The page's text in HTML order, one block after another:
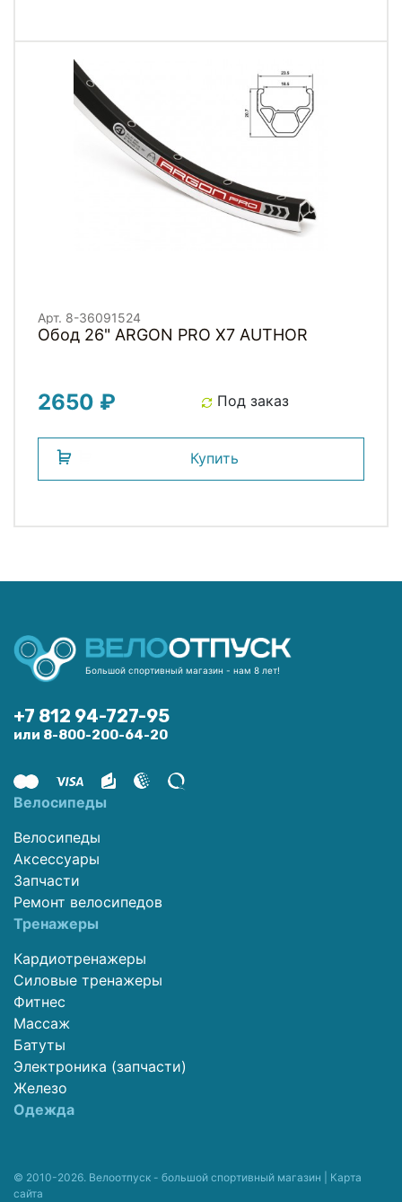
Арт. 8-36091524
Обод 26" ARGON PRO X7 AUTHOR
2650 ₽ Под заказ
Купить
Большой спортивный магазин - нам 8 лет!
+7 812 94-727-95
или 8-800-200-64-20
Велосипеды
Велосипеды
Аксессуары
Запчасти
Ремонт велосипедов
Тренажеры
Кардиотренажеры
Силовые тренажеры
Фитнес
Массаж
Батуты
Электроника (запчасти)
Железо
Одежда
© 2010-2026. Велоотпуск - большой спортивный магазин | Карта
сайта